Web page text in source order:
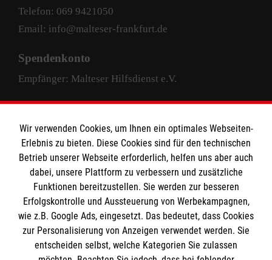
Telefon: 069 9421050
Email: info@malteser-frankfurt.de
Spendenkonto
Empfänger: Malteser Hilfsdienst e.V.
IBAN: DE63 3706 0193 4004 4000 33
BIC: GENODED1PAX
facebook instagram LinkedIn
Wir verwenden Cookies, um Ihnen ein optimales Webseiten-
Erlebnis zu bieten. Diese Cookies sind für den technischen
Betrieb unserer Webseite erforderlich, helfen uns aber auch
dabei, unsere Plattform zu verbessern und zusätzliche
Funktionen bereitzustellen. Sie werden zur besseren
Erfolgskontrolle und Aussteuerung von Werbekampagnen,
wie z.B. Google Ads, eingesetzt. Das bedeutet, dass Cookies
zur Personalisierung von Anzeigen verwendet werden. Sie
entscheiden selbst, welche Kategorien Sie zulassen